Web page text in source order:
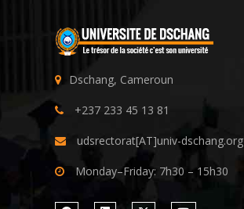
Dschang, Cameroun
+237 233 45 13 81
udsrectorat[AT]univ-dschang.org
Monday–Friday: 7h30 – 15h30